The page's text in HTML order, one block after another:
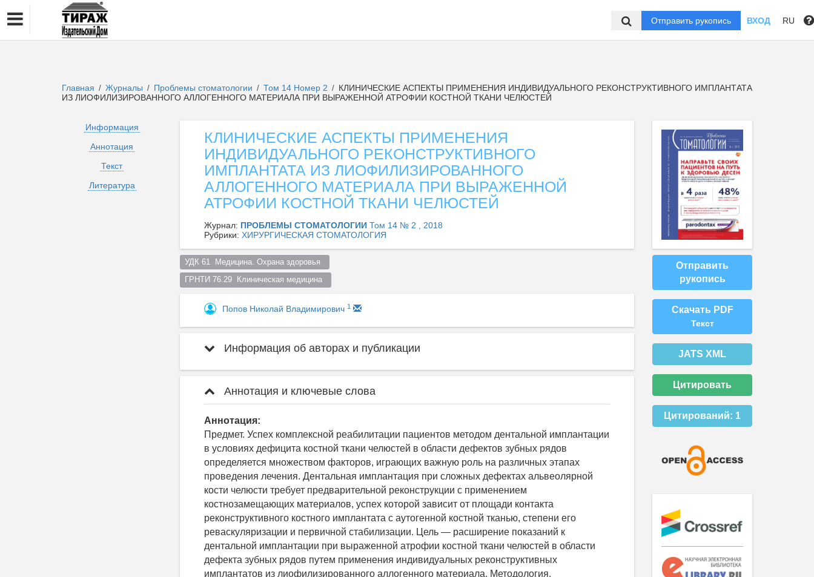
Отправить рукопись ВХОД RU
Главная / Журналы / Проблемы стоматологии / Том 14 Номер 2 / КЛИНИЧЕСКИЕ АСПЕКТЫ ПРИМЕНЕНИЯ ИНДИВИДУАЛЬНОГО РЕКОНСТРУКТИВНОГО ИМПЛАНТАТА
ИЗ ЛИОФИЛИЗИРОВАННОГО АЛЛОГЕННОГО МАТЕРИАЛА ПРИ ВЫРАЖЕННОЙ АТРОФИИ КОСТНОЙ ТКАНИ ЧЕЛЮСТЕЙ
Информация
Аннотация
Текст
Литература
КЛИНИЧЕСКИЕ АСПЕКТЫ ПРИМЕНЕНИЯ
ИНДИВИДУАЛЬНОГО РЕКОНСТРУКТИВНОГО
ИМПЛАНТАТА ИЗ ЛИОФИЛИЗИРОВАННОГО
АЛЛОГЕННОГО МАТЕРИАЛА ПРИ ВЫРАЖЕННОЙ
АТРОФИИ КОСТНОЙ ТКАНИ ЧЕЛЮСТЕЙ
Журнал: ПРОБЛЕМЫ СТОМАТОЛОГИИ Том 14 № 2 , 2018
Рубрики: ХИРУРГИЧЕСКАЯ СТОМАТОЛОГИЯ
УДК 61  Медицина. Охрана здоровья
ГРНТИ 76.29  Клиническая медицина
Попов Николай Владимирович 1
Информация об авторах и публикации
Аннотация и ключевые слова
Аннотация:
Предмет. Успех комплексной реабилитации пациентов методом дентальной имплантации
в условиях дефицита костной ткани челюстей в области дефектов зубных рядов
определяется множеством факторов, играющих важную роль на различных этапах
проведения лечения. Дентальная имплантация при сложных дефектах альвеолярной
кости челюсти требует предварительной реконструкции с применением
костнозамещающих материалов, успех которой зависит от площади контакта
реконструктивного костного имплантата с аутогенной костной тканью, степени его
реваскуляризации и первичной стабилизации. Цель — расширение показаний к
дентальной имплантации при выраженной атрофии костной ткани челюстей в области
дефекта зубных рядов путем применения индивидуальных реконструктивных
имплантатов из лиофилизированного аллогенного материала. Методология.
Отправить
рукопись
Скачать PDF
Текст
JATS XML
Цитировать
Цитирований: 1